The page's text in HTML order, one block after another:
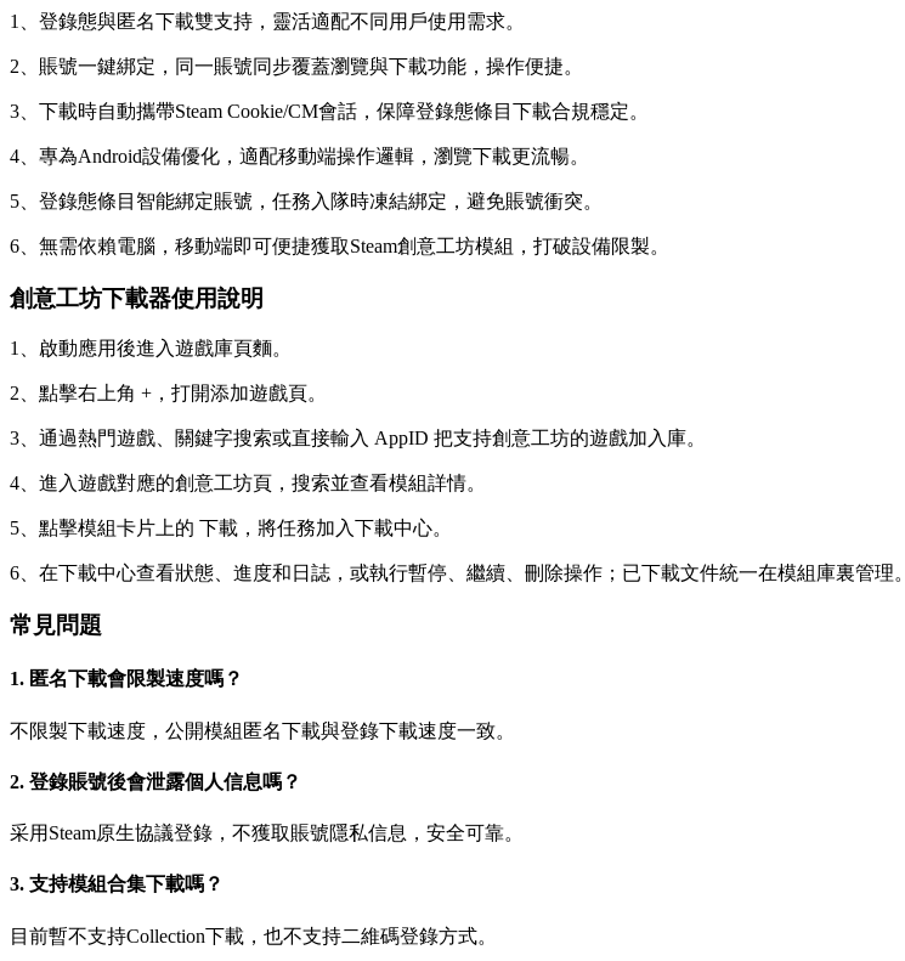
1、登錄態與匿名下載雙支持，靈活適配不同用戶使用需求。
2、賬號一鍵綁定，同一賬號同步覆蓋瀏覽與下載功能，操作便捷。
3、下載時自動攜帶Steam Cookie/CM會話，保障登錄態條目下載合規穩定。
4、專為Android設備優化，適配移動端操作邏輯，瀏覽下載更流暢。
5、登錄態條目智能綁定賬號，任務入隊時凍結綁定，避免賬號衝突。
6、無需依賴電腦，移動端即可便捷獲取Steam創意工坊模組，打破設備限製。
創意工坊下載器使用說明
1、啟動應用後進入遊戲庫頁麵。
2、點擊右上角 +，打開添加遊戲頁。
3、通過熱門遊戲、關鍵字搜索或直接輸入 AppID 把支持創意工坊的遊戲加入庫。
4、進入遊戲對應的創意工坊頁，搜索並查看模組詳情。
5、點擊模組卡片上的 下載，將任務加入下載中心。
6、在下載中心查看狀態、進度和日誌，或執行暫停、繼續、刪除操作；已下載文件統一在模組庫裏管理。
常見問題
1. 匿名下載會限製速度嗎？
不限製下載速度，公開模組匿名下載與登錄下載速度一致。
2. 登錄賬號後會泄露個人信息嗎？
采用Steam原生協議登錄，不獲取賬號隱私信息，安全可靠。
3. 支持模組合集下載嗎？
目前暫不支持Collection下載，也不支持二維碼登錄方式。